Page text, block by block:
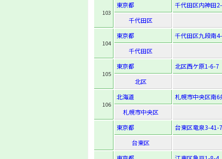
103
東京都
千代田区内神田
千代田区
104
東京都
千代田区九段南
千代田区
105
東京都
北区西ケ原1-6-7
北区
106
北海道
札幌市中央区南
札幌市中央区
東京都
台東区竜泉3-41-7
台東区